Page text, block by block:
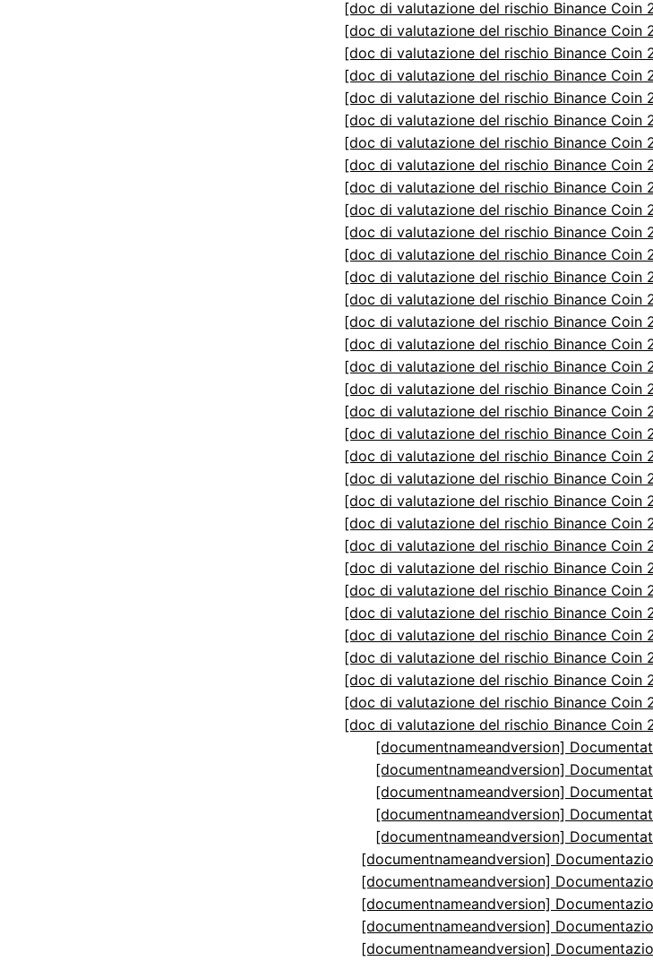
[doc di valutazione del rischio Binance Coin
[doc di valutazione del rischio Binance Coin
[doc di valutazione del rischio Binance Coin
[doc di valutazione del rischio Binance Coin
[doc di valutazione del rischio Binance Coin
[doc di valutazione del rischio Binance Coin
[doc di valutazione del rischio Binance Coin
[doc di valutazione del rischio Binance Coin
[doc di valutazione del rischio Binance Coin
[doc di valutazione del rischio Binance Coin
[doc di valutazione del rischio Binance Coin
[doc di valutazione del rischio Binance Coin
[doc di valutazione del rischio Binance Coin
[doc di valutazione del rischio Binance Coin
[doc di valutazione del rischio Binance Coin
[doc di valutazione del rischio Binance Coin
[doc di valutazione del rischio Binance Coin
[doc di valutazione del rischio Binance Coin
[doc di valutazione del rischio Binance Coin
[doc di valutazione del rischio Binance Coin
[doc di valutazione del rischio Binance Coin
[doc di valutazione del rischio Binance Coin
[doc di valutazione del rischio Binance Coin
[doc di valutazione del rischio Binance Coin
[doc di valutazione del rischio Binance Coin
[doc di valutazione del rischio Binance Coin
[doc di valutazione del rischio Binance Coin
[doc di valutazione del rischio Binance Coin
[doc di valutazione del rischio Binance Coin
[doc di valutazione del rischio Binance Coin
[doc di valutazione del rischio Binance Coin
[doc di valutazione del rischio Binance Coin
[doc di valutazione del rischio Binance Coin
[documentnameandversion]
[documentnameandversion]
[documentnameandversion]
[documentnameandversion]
[documentnameandversion]
[documentnameandversion]
[documentnameandversion]
[documentnameandversion]
[documentnameandversion]
[documentnameandversion]